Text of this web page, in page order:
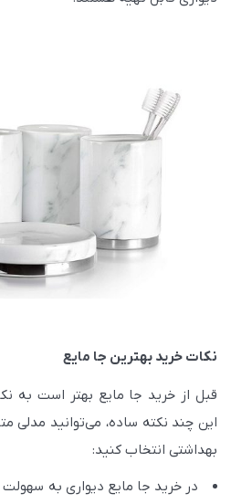
نکات خرید بهترین جا مایع
قبل از خرید جا مایع بهتر است به
این چند نکته ساده، می‌توانید مدلی
بهداشتی انتخاب کنید:
در خرید جا مایع دیواری به